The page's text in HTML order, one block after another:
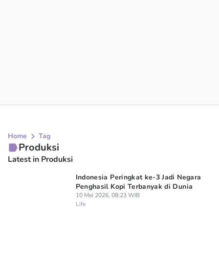
Home Tag
Produksi
Latest in Produksi
Indonesia Peringkat ke-3 Jadi Negara
Penghasil Kopi Terbanyak di Dunia
10 Mei 2026, 08:23 WIB
Life